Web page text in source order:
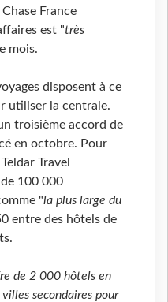
France
est "très
mois.
disposent à ce
utiliser la centrale.
troisième accord de
en octobre. Pour
Travel
100 000
"la plus large du
entre des hôtels de
de 2 000 hôtels en
secondaires pour